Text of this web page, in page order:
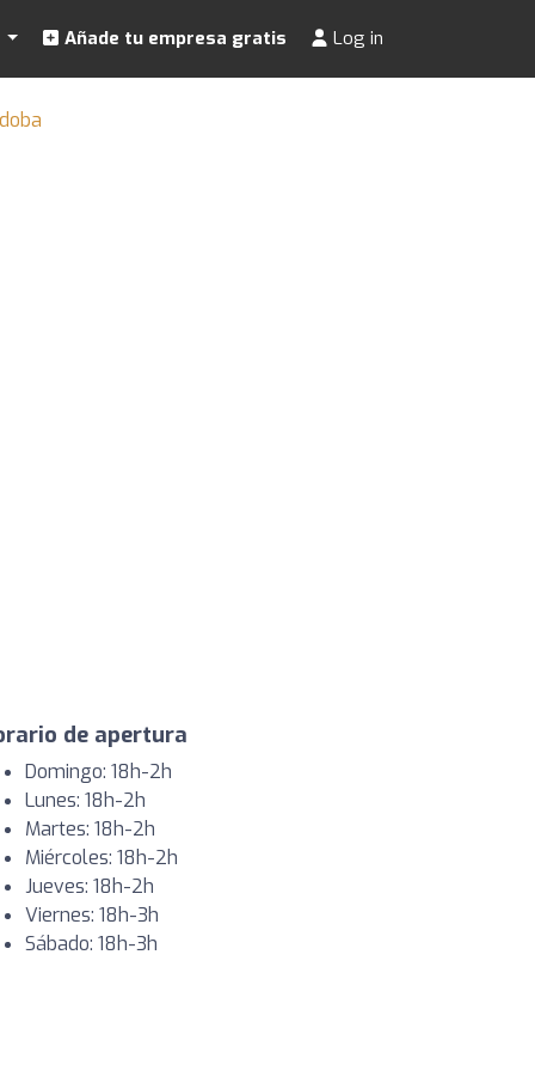
Añade tu empresa gratis Log in
de apertura
Domingo: 18h-2h
Lunes: 18h-2h
Martes: 18h-2h
Miércoles: 18h-2h
Jueves: 18h-2h
Viernes: 18h-3h
Sábado: 18h-3h